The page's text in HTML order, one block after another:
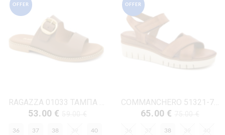
OFFER
RAGAZZA 01033 ΤΑΜΠΑ ΔΕΡΜΑ
53.00 €
36 37 38 40
OFFER
COMMANCHERO 51321-726 ΤΑΜΠΑ ΔΕΡΜΑ
65.00 €
38